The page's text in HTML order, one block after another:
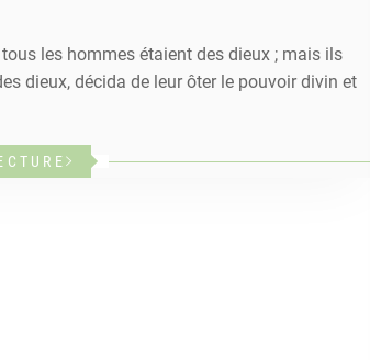
les hommes étaient des dieux ; mais ils
dieux, décida de leur ôter le pouvoir divin et